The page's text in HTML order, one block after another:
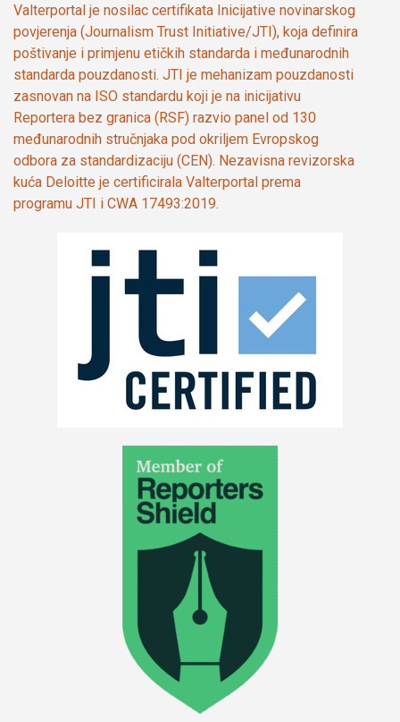
Valterportal je nosilac certifikata Inicijative novinarskog
povjerenja (Journalism Trust Initiative/JTI), koja definira
poštivanje i primjenu etičkih standarda i međunarodnih
standarda pouzdanosti. JTI je mehanizam pouzdanosti
zasnovan na ISO standardu koji je na inicijativu
Reportera bez granica (RSF) razvio panel od 130
međunarodnih stručnjaka pod okriljem Evropskog
odbora za standardizaciju (CEN). Nezavisna revizorska
kuća Deloitte je certificirala Valterportal prema
programu JTI i CWA 17493:2019.